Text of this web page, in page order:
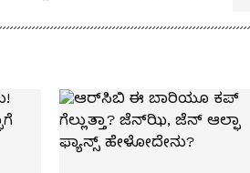
ಸೀಕ್ರೆಟ್?